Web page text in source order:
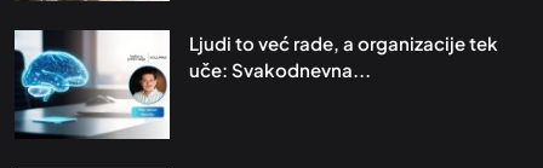
Ljudi to već rade, a organizacije tek
uče: Svakodnevna...